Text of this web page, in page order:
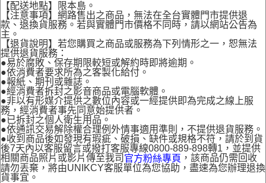
【配送地點】限本島。
【注意事項】網路售出之商品，無法在全台實體門市提供退
款、退換貨服務。若與實體門市價格不同時，請以網站公告為
主。
【退貨說明】若您購買之商品或服務為下列情形之一，恕無法
提供退貨服務：
●易於腐敗、保存期限較短或解約時即將逾期。
●依消費者要求所為之客製化給付。
●報紙、期刊或雜誌。
●經消費者拆封之影音商品或電腦軟體。
●非以有形媒介提供之數位內容或一經提供即為完成之線上服
務，經消費者事先同意始提供者。
●已拆封之個人衛生用品。
●依通訊交易解除權合理例外情事適用準則，不提供退貨服務。
●收到商品後如發現有瑕疵、破損、缺件或規格不符，請於到貨
後7天內以客服留言或撥打客服專線0800-889-898轉1，並提供
相關商品照片或影片傳至我司 官方粉絲專頁 ，該商品仍需回收
請勿丟棄，將由UNIKCY客服單位為您協助，盡速為您辦理退換
貨事宜。